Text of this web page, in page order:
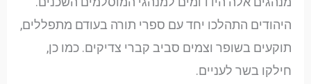
היהודים התהלכו יחד עם ספרי תורה בעודם מתפללים,
תוקעים בשופר וצמים סביב קברי צדיקים. כמו כן,
חילקו בשר לעניים.